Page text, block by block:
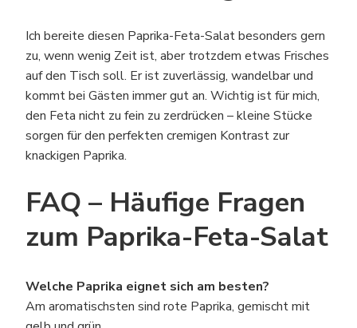
Ich bereite diesen Paprika-Feta-Salat besonders gern
zu, wenn wenig Zeit ist, aber trotzdem etwas Frisches
auf den Tisch soll. Er ist zuverlässig, wandelbar und
kommt bei Gästen immer gut an. Wichtig ist für mich,
den Feta nicht zu fein zu zerdrücken – kleine Stücke
sorgen für den perfekten cremigen Kontrast zur
knackigen Paprika.
FAQ – Häufige Fragen
zum Paprika-Feta-Salat
Welche Paprika eignet sich am besten?
Am aromatischsten sind rote Paprika, gemischt mit